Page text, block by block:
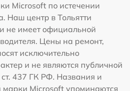
Microsoft по истечении
Наш центр в Тольятти
не имеет официальной
Цены на ремонт,
исключительно
и не являются публичной
437 ГК РФ. Названия и
марки Microsoft упоминаются